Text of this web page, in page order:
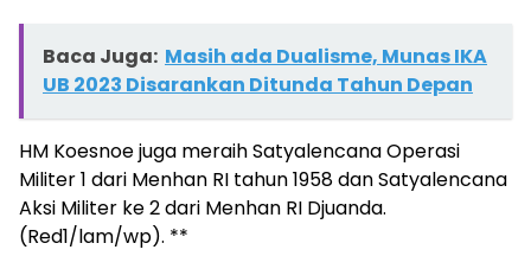
Baca Juga: Masih ada Dualisme, Munas IKA
UB 2023 Disarankan Ditunda Tahun Depan
HM Koesnoe juga meraih Satyalencana Operasi
Militer 1 dari Menhan RI tahun 1958 dan Satyalencana
Aksi Militer ke 2 dari Menhan RI Djuanda.
(Red1/lam/wp). **